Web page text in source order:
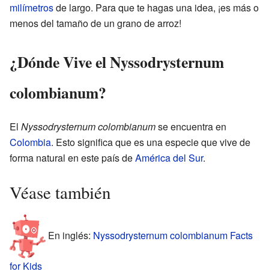
milímetrosde largo. Para que te hagas una idea, ¡es más o
menos del tamaño de un grano de arroz!
¿Dónde Vive el Nyssodrysternum
colombianum?
El Nyssodrysternum colombianumse encuentra en
Colombia. Esto significa que es una especie que vive de
forma natural en este país deAmérica del Sur.
Véase también
En inglés: Nyssodrysternum colombianum Facts
for Kids